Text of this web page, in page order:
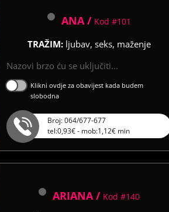
ANA / Kod #101
TRAŽIM: ljubav, seks, maženje
Nazovi brzo ću se uključiti...
Klikni ovdje za obavijest kada budem
slobodna
Broj: 064/677-677
tel:0,93€ - mob:1,12€ min
ARIANA / Kod #140